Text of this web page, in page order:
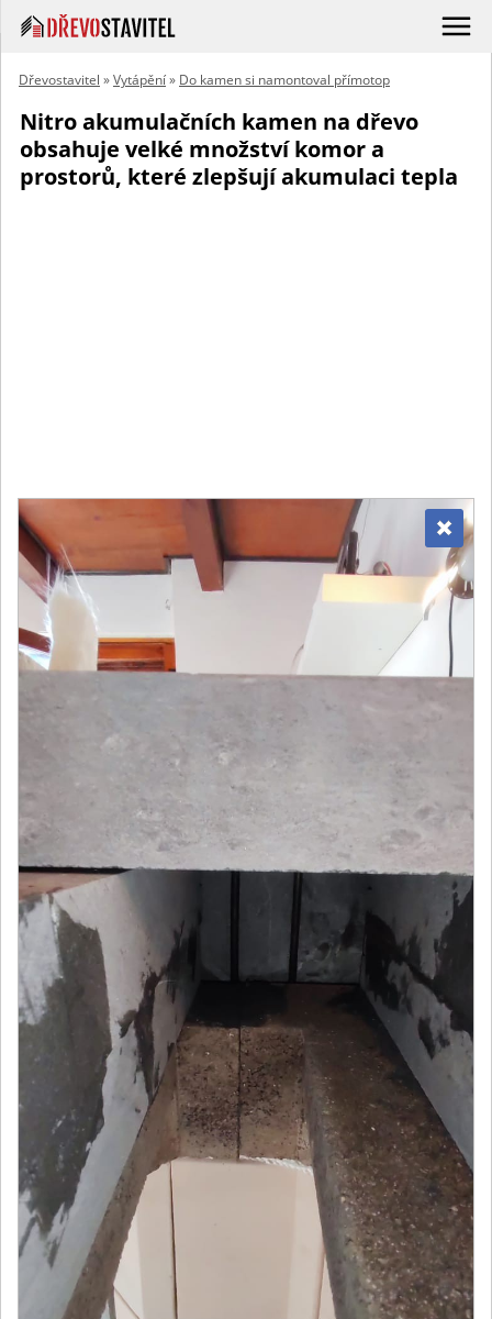
Dřevostavitel »Vytápění» Do kamen si namontoval přímotop
Nitro akumulačních kamen na dřevo
obsahuje velké množství komor a
prostorů, které zlepšují akumulaci tepla